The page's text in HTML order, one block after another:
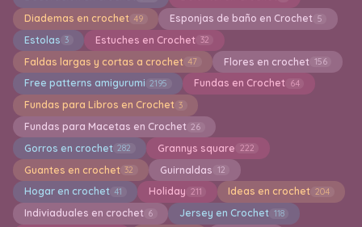
Diademas en crochet 49 Esponjas de baño en Crochet 5
Estolas 3 Estuches en Crochet 32
Faldas largas y cortas a crochet 47 Flores en crochet 156
Free patterns amigurumi 2195 Fundas en Crochet 64
Fundas para Libros en Crochet 3
Fundas para Macetas en Crochet 26
Gorros en crochet 282 Grannys square 222
Guantes en crochet 32 Guirnaldas 12
Hogar en crochet 41 Holiday 211 Ideas en crochet 204
Indiviaduales en crochet 6 Jersey en Crochet 118